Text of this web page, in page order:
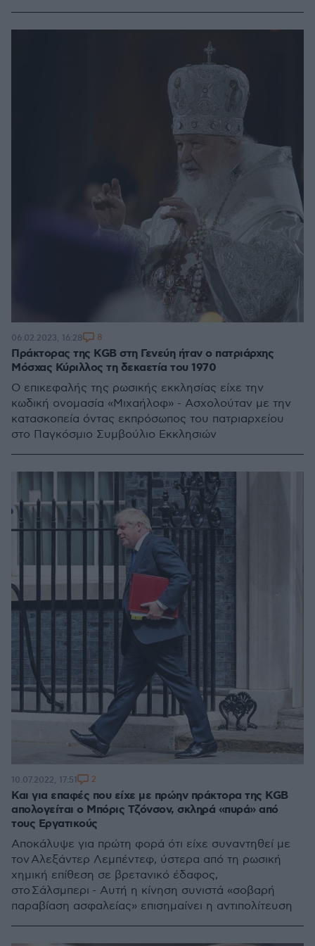
Πράκτορας της KGB στη Γενεύη ήταν ο πατριάρχης
Μόσχας Κύριλλος τη δεκαετία του 1970
Ο επικεφαλής της ρωσικής εκκλησίας είχε την
κωδική ονομασία «Μιχαήλοφ» - Ασχολούταν με την
κατασκοπεία όντας εκπρόσωπος του πατριαρχείου
στο Παγκόσμιο Συμβούλιο Εκκλησιών
06.02.2023, 16:28 8
Και για επαφές που είχε με πρώην πράκτορα της KGB
απολογείται ο Μπόρις Τζόνσον, σκληρά «πυρά» από
τους Εργατικούς
Αποκάλυψε για πρώτη φορά ότι είχε συναντηθεί με
τον Αλεξάντερ Λεμπέντεφ, ύστερα από τη ρωσική
χημική επίθεση σε βρετανικό έδαφος,
στο Σάλσμπερι - Αυτή η κίνηση συνιστά «σοβαρή
παραβίαση ασφαλείας» επισημαίνει η αντιπολίτευση
10.07.2022, 17:51 2